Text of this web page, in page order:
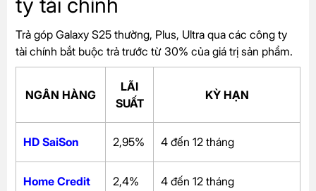
Trả góp Galaxy S25 thường, Plus, Ultra qua các công ty
tài chính bắt buộc trả trước từ 30% của giá trị sản phẩm.
NGÂN HÀNG
LÃI
SUẤT
KỲ HẠN
HD SaiSon 2,95% 4 đến 12 tháng
Home Credit 2,4% 4 đến 12 tháng